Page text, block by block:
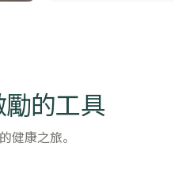
的工具
健康之旅。